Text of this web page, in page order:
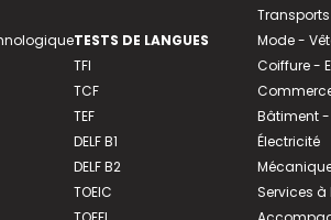
TESTS DE LANGUES
TFI
TCF
TEF
DELF B1
DELF B2
TOEIC
Transports
Mode -
Coiffure -
Bâtiment
Électricité
Services